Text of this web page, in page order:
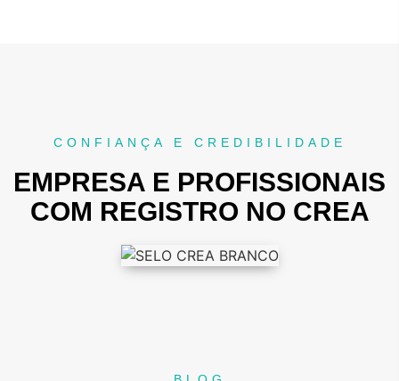
CONFIANÇA E CREDIBILIDADE
EMPRESA E PROFISSIONAIS
COM REGISTRO NO CREA